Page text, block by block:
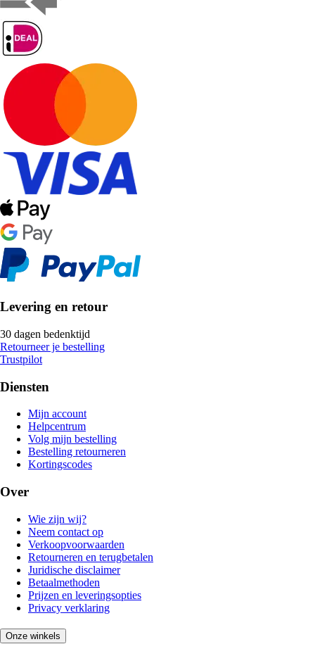
Levering en retour
30 dagen bedenktijd
Retourneer je bestelling
Trustpilot
Diensten
Mijn account
Helpcentrum
Volg mijn bestelling
Bestelling retourneren
Kortingscodes
Over
Wie zijn wij?
Neem contact op
Verkoopvoorwaarden
Retourneren en terugbetalen
Juridische disclaimer
Betaalmethoden
Prijzen en leveringsopties
Privacy verklaring
Onze winkels